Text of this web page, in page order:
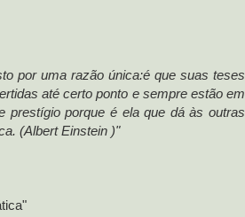
por uma razão única:é que suas teses
até certo ponto e sempre estão em
prestígio porque é ela que dá às outras
(Albert Einstein )"